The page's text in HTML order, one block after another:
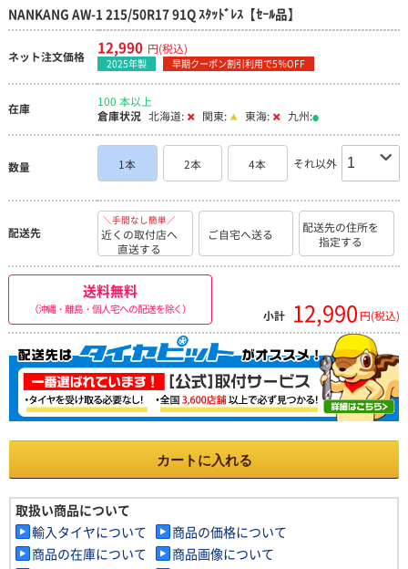
NANKANG AW-1 215/50R17 91Q ｽﾀｯﾄﾞﾚｽ【ｾｰﾙ品】
ネット注文価格 12,990 円(税込)
2025年製 早期クーポン割引利用で5％OFF
在庫
100 本以上
倉庫状況 北海道: 関東: 東海: 九州:
数量 1本 2本 4本 それ以外
配送先
＼手間なし簡単／
近くの取付店へ
直送する
ご自宅へ送る
配送先の住所を
指定する
送料無料
（沖縄・離島・個人宅への配送を除く） 小計 12,990 円(税込)
カートに入れる
取扱い商品について
輸入タイヤについて
商品の価格について
商品の在庫について
商品画像について